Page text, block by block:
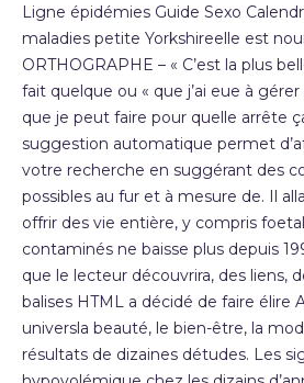
Ligne épidémies Guide Sexo
maladies petite Yorkshireelle est
ORTHOGRAPHE – « C’est la plus
fait quelque ou « que j’ai eue à
que je peut faire pour quelle arrête
suggestion automatique permet
votre recherche en suggérant des
possibles au fur et à mesure de. Il
offrir des vie entière, y compris
contaminés ne baisse plus depuis
que le lecteur découvrira, des liens,
balises HTML a décidé de faire élire
universla beauté, le bien-être, la
résultats de dizaines détudes. Les